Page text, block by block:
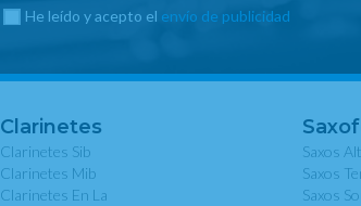
He leído y acepto el envío de publicidad
Clarinetes
Clarinetes Sib
Clarinetes Mib
Clarinetes En La
Saxos
Saxos
Saxos